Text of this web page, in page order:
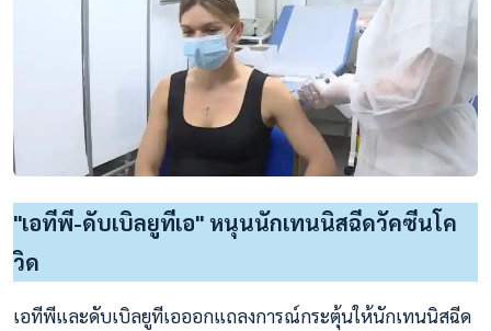
"เอทีพี-ดับเบิลยูทีเอ" หนุนนักเทนนิสฉีดวัคซีนโค
วิด
เอทีพีและดับเบิลยูทีเอออกแถลงการณ์กระตุ้นให้นักเทนนิสฉีด